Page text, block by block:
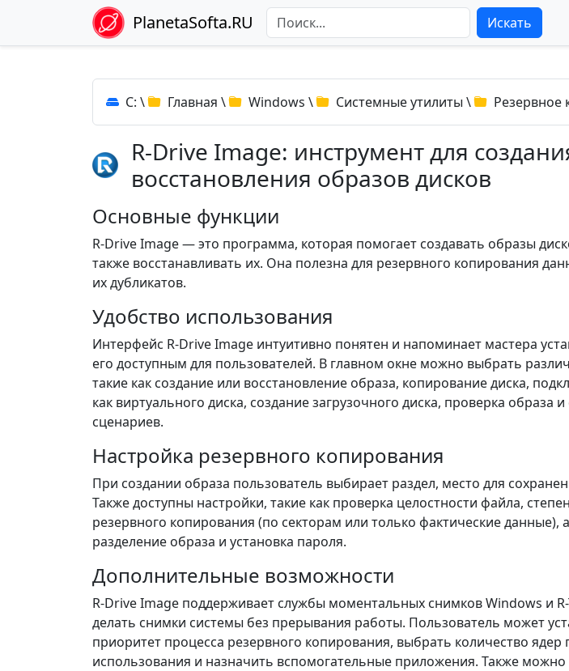
PlanetaSofta.RU Искать
C: \ Главная \ Windows \ Системные утилиты \ Резервное
R-Drive Image: инструмент для
восстановления образов дисков
Основные функции
R-Drive Image — это программа, которая помогает создавать образы
также восстанавливать их. Она полезна для резервного копирования
их дубликатов.
Удобство использования
Интерфейс R-Drive Image интуитивно понятен и напоминает мастера
его доступным для пользователей. В главном окне можно выбрать
такие как создание или восстановление образа, копирование диска,
как виртуального диска, создание загрузочного диска, проверка образа
сценариев.
Настройка резервного копирования
При создании образа пользователь выбирает раздел, место для
Также доступны настройки, такие как проверка целостности файла,
резервного копирования (по секторам или только фактические данные),
разделение образа и установка пароля.
Дополнительные возможности
R-Drive Image поддерживает службы моментальных снимков Windows и R-
делать снимки системы без прерывания работы. Пользователь может
приоритет процесса резервного копирования, выбрать количество ядер
использования и назначить вспомогательные приложения. Также